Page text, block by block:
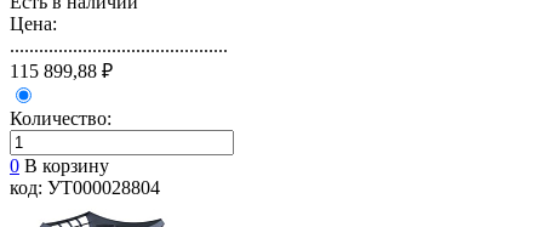
Цена:
.............................................
115 899,88 ₽
Количество:
0 В корзину
код: УТ000028804